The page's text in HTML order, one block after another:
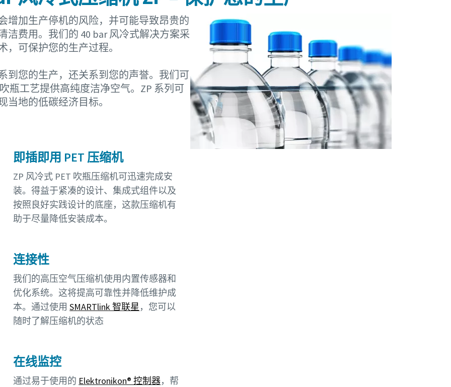
增加生产停机的风险，并可能导致昂贵的
洁费用。我们的 40 bar 风冷式解决方案采
，可保护您的生产过程。
到您的生产，还关系到您的声誉。我们可
瓶工艺提供高纯度洁净空气。ZP 系列可
当地的低碳经济目标。
即插即用 PET 压缩机
ZP 风冷式 PET 吹瓶压缩机可迅速完成安
装。得益于紧凑的设计、集成式组件以及
按照良好实践设计的底座，这款压缩机有
助于尽量降低安装成本。
连接性
我们的高压空气压缩机使用内置传感器和
优化系统。这将提高可靠性并降低维护成
本。通过使用SMARTlink 智联星 ，您可以
随时了解压缩机的状态
在线监控
通过易于使用的 Elektronikon® 控制器，帮